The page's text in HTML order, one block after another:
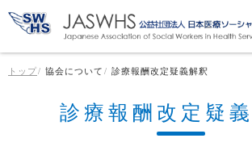
トップ 協会について 診療報酬改定疑義解釈
診療報酬改定疑